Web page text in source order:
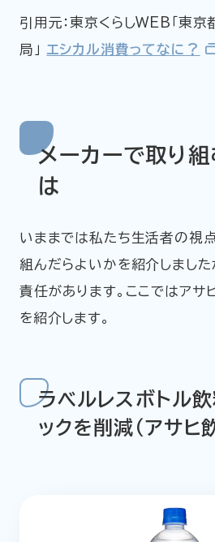
引用元：東京くらしWEB「東
局」 エシカル消費ってなに？
メーカーで取り組
は
いままでは私たち生活者の視
組んだらよいかを紹介しまし
責任があります。ここではアサ
を紹介します。
ラベルレスボトル
ックを削減（アサヒ